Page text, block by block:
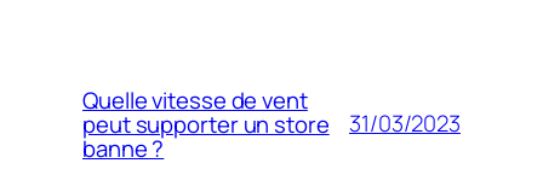
Quelle vitesse de vent
peut supporter un store
banne ?
31/03/2023